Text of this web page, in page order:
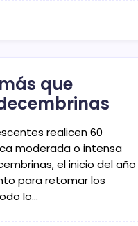
que
realicen 60
moderada o intensa
el inicio del año
para retomar los
lo…